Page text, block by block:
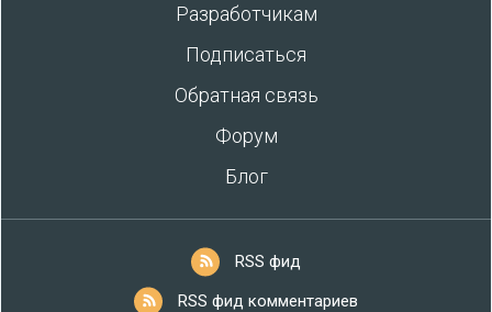
Разработчикам
Подписаться
Обратная связь
Форум
Блог
RSS фид
RSS фид комментариев